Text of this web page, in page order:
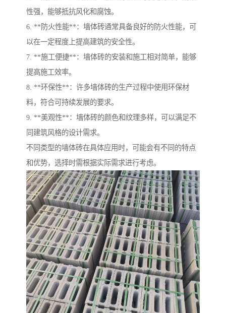
性强，能够抵抗风化和腐蚀。
6. **防火性能**：墙体砖通常具备良好的防火性能，可
以在一定程度上提高建筑的安全性。
7. **施工便捷**：墙体砖的安装和施工相对简单，能够
提高施工效率。
8. **环保性**：许多墙体砖的生产过程中使用环保材
料，符合可持续发展的要求。
9. **美观性**：墙体砖的颜色和纹理多样，可以满足不
同建筑风格的设计需求。
不同类型的墙体砖在具体应用时，可能会有不同的特点
和优势，选择时需根据实际需求进行考虑。